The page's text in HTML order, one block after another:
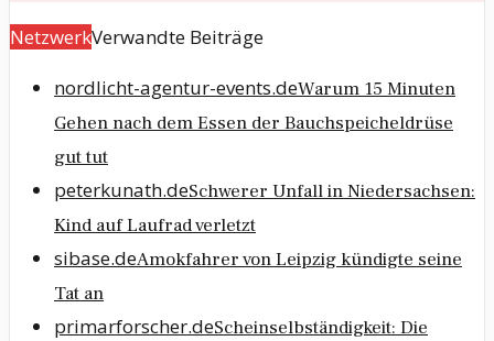
NetzwerkVerwandte Beiträge
nordlicht-agentur-events.deWarum 15 Minuten
Gehen nach dem Essen der Bauchspeicheldrüse
gut tut
peterkunath.deSchwerer Unfall in Niedersachsen:
Kind auf Laufrad verletzt
sibase.deAmokfahrer von Leipzig kündigte seine
Tat an
primarforscher.deScheinselbständigkeit: Die